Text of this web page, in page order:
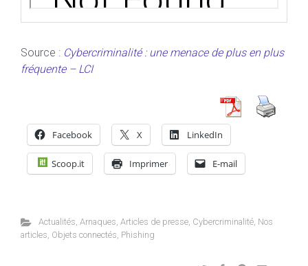
Source : Cybercriminalité : une menace de plus en plus
fréquente – LCI
Facebook X LinkedIn
Scoop.it Imprimer E-mail
Actualités, Arnaques, Articles de presse, Cybercriminalité, Nos
articles, Objets connectés, Phishing